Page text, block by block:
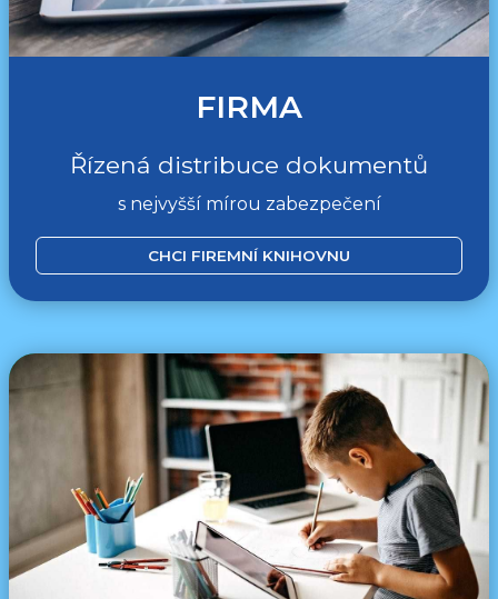
FIRMA
Řízená distribuce dokumentů
s nejvyšší mírou zabezpečení
CHCI FIREMNÍ KNIHOVNU